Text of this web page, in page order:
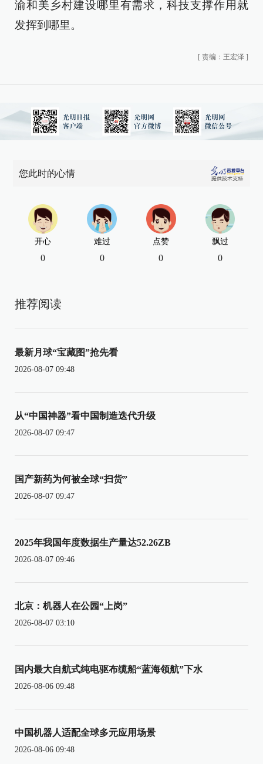
渝和美乡村建设哪里有需求，科技支撑作用就
发挥到哪里。
[ 责编：王宏泽 ]
您此时的心情
开心
0
难过
0
点赞
0
飘过
0
推荐阅读
最新月球“宝藏图”抢先看
2026-08-07 09:48
从“中国神器”看中国制造迭代升级
2026-08-07 09:47
国产新药为何被全球“扫货”
2026-08-07 09:47
2025年我国年度数据生产量达52.26ZB
2026-08-07 09:46
北京：机器人在公园“上岗”
2026-08-07 03:10
国内最大自航式纯电驱布缆船“蓝海领航”下水
2026-08-06 09:48
中国机器人适配全球多元应用场景
2026-08-06 09:48